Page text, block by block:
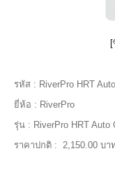
[
รหัส : RiverPro HRT
ยี่ห้อ : RiverPro
รุ่น : RiverPro HRT Auto
ราคาปกติ : 2,150.00 บา